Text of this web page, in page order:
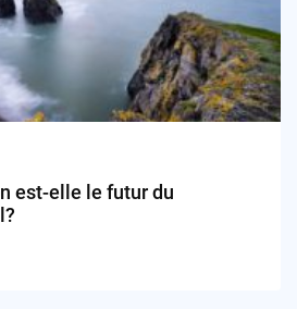
est-elle le futur du